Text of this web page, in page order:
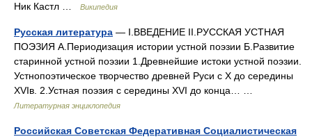
Ник Кастл …
Википедия
Русская литература — I.ВВЕДЕНИЕ II.РУССКАЯ УСТНАЯ
ПОЭЗИЯ А.Периодизация истории устной поэзии Б.Развитие
старинной устной поэзии 1.Древнейшие истоки устной поэзии.
Устнопоэтическое творчество древней Руси с X до середины
XVIв. 2.Устная поэзия с середины XVI до конца… …
Литературная энциклопедия
Российская Советская Федеративная Социалистическая